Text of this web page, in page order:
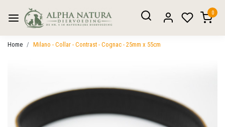
0
Home Milano - Collar - Contrast - Cognac - 25mm x 55cm